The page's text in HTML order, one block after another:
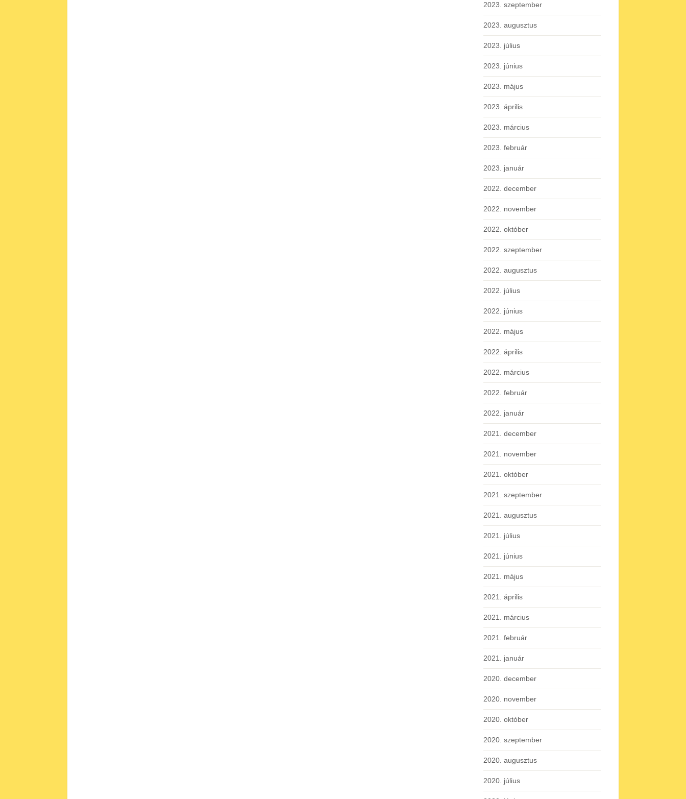
2023. szeptember
2023. augusztus
2023. július
2023. június
2023. május
2023. április
2023. március
2023. február
2023. január
2022. december
2022. november
2022. október
2022. szeptember
2022. augusztus
2022. július
2022. június
2022. május
2022. április
2022. március
2022. február
2022. január
2021. december
2021. november
2021. október
2021. szeptember
2021. augusztus
2021. július
2021. június
2021. május
2021. április
2021. március
2021. február
2021. január
2020. december
2020. november
2020. október
2020. szeptember
2020. augusztus
2020. július